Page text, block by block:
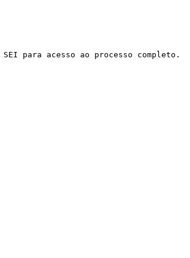
para acesso ao processo completo.